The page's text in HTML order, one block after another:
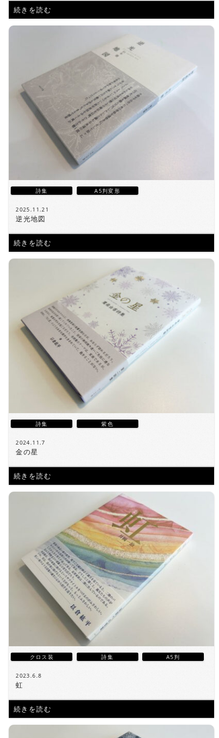
続きを読む
詩集 A5判変形
2025.11.21
逆光地図
続きを読む
詩集 紫色
2024.11.7
金の星
続きを読む
クロス装 詩集 A5判
2023.6.8
虹
続きを読む